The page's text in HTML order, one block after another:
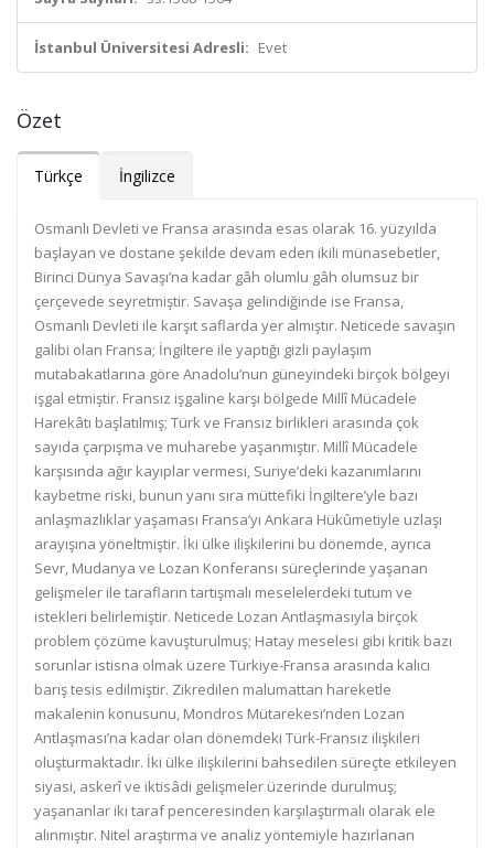
İstanbul Üniversitesi Adresli: Evet
Özet
Türkçe İngilizce
Osmanlı Devleti ve Fransa arasında esas olarak 16. yüzyılda
başlayan ve dostane şekilde devam eden ikili münasebetler,
Birinci Dünya Savaşı’na kadar gâh olumlu gâh olumsuz bir
çerçevede seyretmiştir. Savaşa gelindiğinde ise Fransa,
Osmanlı Devleti ile karşıt saflarda yer almıştır. Neticede savaşın
galibi olan Fransa; İngiltere ile yaptığı gizli paylaşım
mutabakatlarına göre Anadolu’nun güneyindeki birçok bölgeyi
işgal etmiştir. Fransız işgaline karşı bölgede Millî Mücadele
Harekâtı başlatılmış; Türk ve Fransız birlikleri arasında çok
sayıda çarpışma ve muharebe yaşanmıştır. Millî Mücadele
karşısında ağır kayıplar vermesi, Suriye’deki kazanımlarını
kaybetme riski, bunun yanı sıra müttefiki İngiltere’yle bazı
anlaşmazlıklar yaşaması Fransa’yı Ankara Hükûmetiyle uzlaşı
arayışına yöneltmiştir. İki ülke ilişkilerini bu dönemde, ayrıca
Sevr, Mudanya ve Lozan Konferansı süreçlerinde yaşanan
gelişmeler ile tarafların tartışmalı meselelerdeki tutum ve
istekleri belirlemiştir. Neticede Lozan Antlaşmasıyla birçok
problem çözüme kavuşturulmuş; Hatay meselesi gibi kritik bazı
sorunlar istisna olmak üzere Türkiye-Fransa arasında kalıcı
barış tesis edilmiştir. Zikredilen malumattan hareketle
makalenin konusunu, Mondros Mütarekesi’nden Lozan
Antlaşması’na kadar olan dönemdeki Türk-Fransız ilişkileri
oluşturmaktadır. İki ülke ilişkilerini bahsedilen süreçte etkileyen
siyasi, askerî ve iktisâdi gelişmeler üzerinde durulmuş;
yaşananlar iki taraf penceresinden karşılaştırmalı olarak ele
alınmıştır. Nitel araştırma ve analiz yöntemiyle hazırlanan